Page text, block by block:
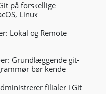
på forskellige
Linux
Lokal og Remote
Grundlæggende git-
bør kende
filialer i Git